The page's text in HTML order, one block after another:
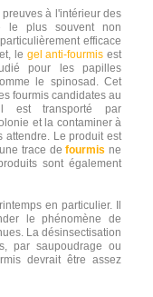
à l'intérieur des
le plus souvent non
efficace
le gel anti-fourmis est
pour les papilles
le spinosad. Cet
fourmis candidates au
est transporté par
et la contaminer à
attendre. Le produit est
trace defourmis ne
sont également
en particulier. Il
le phénomène de
La désinsectisation
par saupoudrage ou
devrait être assez